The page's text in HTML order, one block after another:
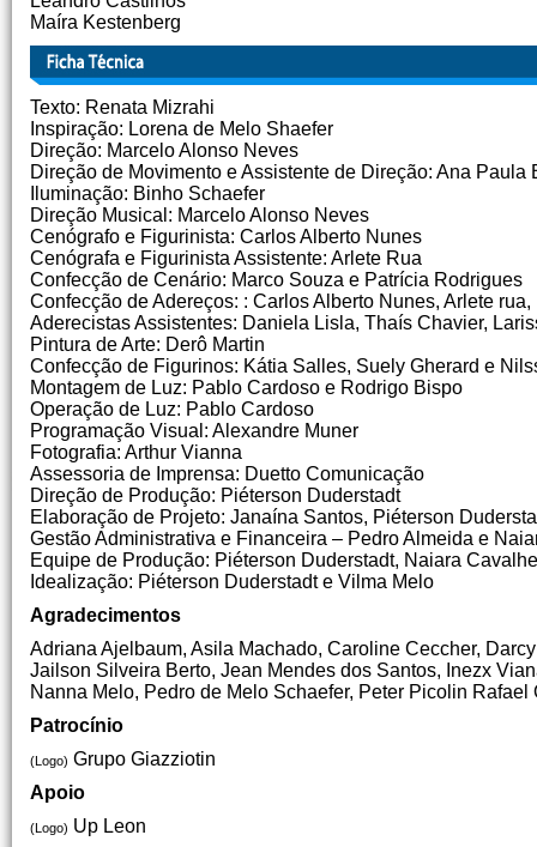
Maíra Kestenberg
Texto: Renata Mizrahi
Inspiração: Lorena de Melo Shaefer
Direção: Marcelo Alonso Neves
Direção de Movimento e Assistente de Direção: Ana Paula
Iluminação: Binho Schaefer
Direção Musical: Marcelo Alonso Neves
Cenógrafo e Figurinista: Carlos Alberto Nunes
Cenógrafa e Figurinista Assistente: Arlete Rua
Confecção de Cenário: Marco Souza e Patrícia Rodrigues
Confecção de Adereços: : Carlos Alberto Nunes, Arlete
Aderecistas Assistentes: Daniela Lisla, Thaís Chavier,
Pintura de Arte: Derô Martin
Confecção de Figurinos: Kátia Salles, Suely Gherard e
Montagem de Luz: Pablo Cardoso e Rodrigo Bispo
Operação de Luz: Pablo Cardoso
Programação Visual: Alexandre Muner
Fotografia: Arthur Vianna
Assessoria de Imprensa: Duetto Comunicação
Direção de Produção: Piéterson Duderstadt
Elaboração de Projeto: Janaína Santos, Piéterson
Gestão Administrativa e Financeira – Pedro Almeida e
Equipe de Produção: Piéterson Duderstadt, Naiara
Idealização: Piéterson Duderstadt e Vilma Melo
Agradecimentos
Adriana Ajelbaum, Asila Machado, Caroline Ceccher,
Jailson Silveira Berto, Jean Mendes dos Santos, Inezx
Nanna Melo, Pedro de Melo Schaefer, Peter Picolin
Patrocínio
(Logo) Grupo Giazziotin
Apoio
(Logo) Up Leon